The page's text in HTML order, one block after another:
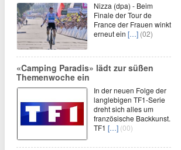
Nizza (dpa) - Beim
Finale der Tour de
France der Frauen winkt
erneut ein […] (02)
«Camping Paradis» lädt zur süßen
Themenwoche ein
In der neuen Folge der
langlebigen TF1-Serie
dreht sich alles um
französische Backkunst.
TF1 […] (00)